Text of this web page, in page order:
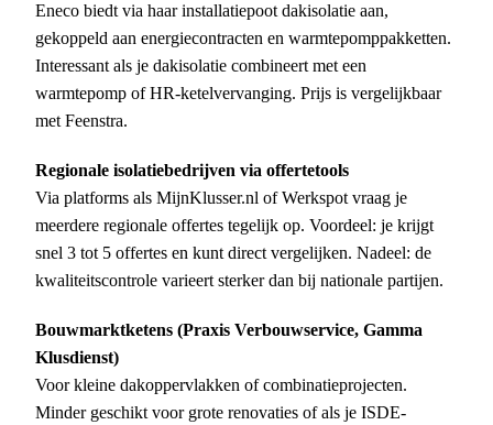
Eneco biedt via haar installatiepoot dakisolatie aan,
gekoppeld aan energiecontracten en warmtepomppakketten.
Interessant als je dakisolatie combineert met een
warmtepomp of HR-ketelvervanging. Prijs is vergelijkbaar
met Feenstra.
Regionale isolatiebedrijven via offertetools
Via platforms als MijnKlusser.nl of Werkspot vraag je
meerdere regionale offertes tegelijk op. Voordeel: je krijgt
snel 3 tot 5 offertes en kunt direct vergelijken. Nadeel: de
kwaliteitscontrole varieert sterker dan bij nationale partijen.
Bouwmarktketens (Praxis Verbouwservice, Gamma
Klusdienst)
Voor kleine dakoppervlakken of combinatieprojecten.
Minder geschikt voor grote renovaties of als je ISDE-